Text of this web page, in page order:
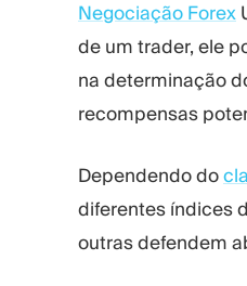
Negociação Forex
de um trader, ele
na determinação
recompensas
Dependendo do
diferentes índices
outras defendem